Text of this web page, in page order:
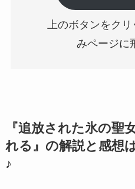
上のボタンをク
みページに
『追放された氷の聖
れる』の解説と感想
♪